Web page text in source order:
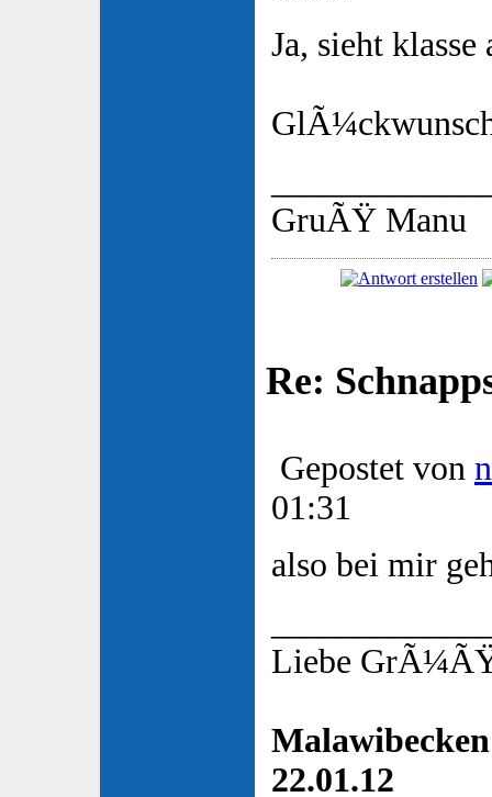
Ja, sieht klasse
GruÃŸ Manu
Re:
Gepostet von
01:31
also bei mir
Liebe
22.01.12